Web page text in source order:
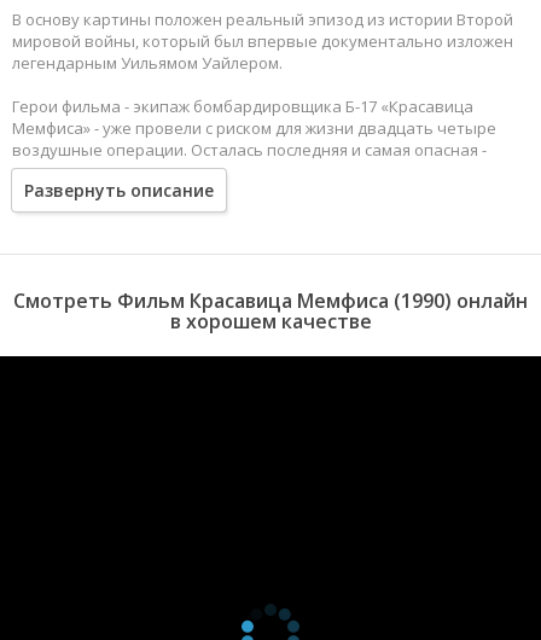
В основу картины положен реальный эпизод из истории Второй
мировой войны, который был впервые документально изложен
легендарным Уильямом Уайлером.
Герои фильма - экипаж бомбардировщика Б-17 «Красавица
Мемфиса» - уже провели с риском для жизни двадцать четыре
воздушные операции. Осталась последняя и самая опасная -
двадцать пятая...
Развернуть описание
Смотреть Фильм Красавица Мемфиса (1990) онлайн
в хорошем качестве